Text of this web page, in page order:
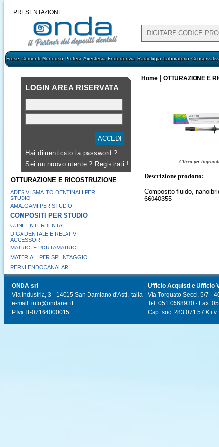
PRESENTAZIONE
Frese Cementi Monouso Protesi Anestesia Endodonzia Radiologia Laboratorio
LOGIN AREA RISERVATA
Hai dimenticato la password ?
Sei un nuovo utente ? Registrati !
OTTURAZIONE E RICOSTRUZIONE
ADESIVI SMALTO DENTINALI PER
STUDIO
AMALGAMI PER STUDIO
COMPOSITI PER STUDIO
CUNEI INTERDENTALI
DIGA DENTALE E RELATIVI
ACCESSORI
MATRICI E PORTAMATRICI
MATERIALI PER SPLINTAGGIO
PERNI ENDOCANALARI
Home OTTURAZIONE E
Clicca per
Descrizione prodotto:
Composito fluido,
66040355
ONDA srl
Via Industria, 3 - 14015 San Damiano d'Asti, Italia
e-mail: info@ondanet.it
P.Iva IT-07164000015
Ufficio Acquisti e Ufficio
Via Torquato Secci, 5/7 -
Tel. 051 0568930 - Fax.
Cap. soc. 283.071,57 € i.v.